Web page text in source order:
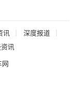
讯
深度报道
讯